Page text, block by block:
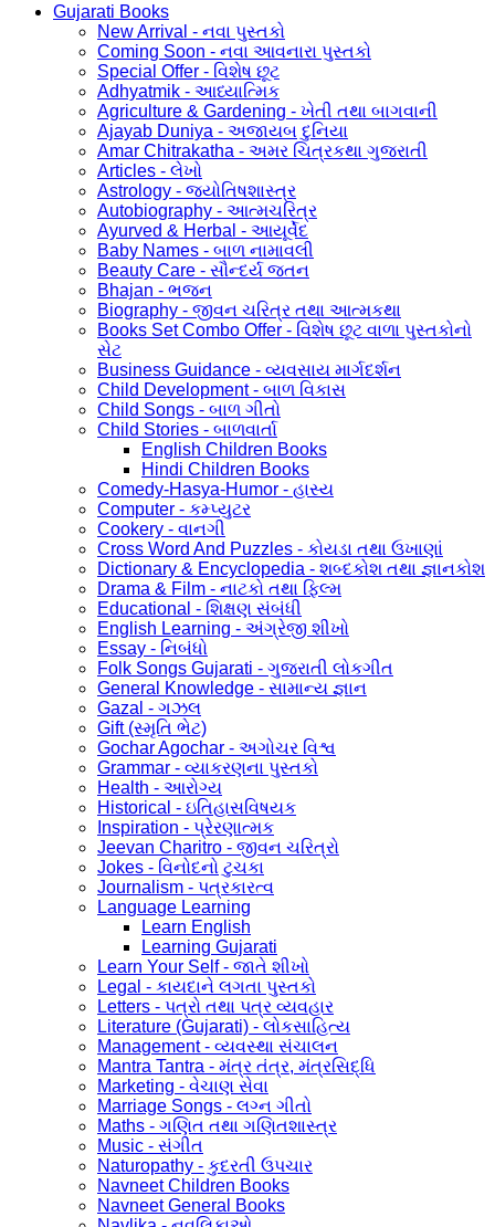
Gujarati Books
New Arrival - નવા પુસ્તકો
Coming Soon - નવા આવનારા પુસ્તકો
Special Offer - વિશેષ છૂટ
Adhyatmik - આધ્યાત્મિક
Agriculture & Gardening - ખેતી તથા બાગવાની
Ajayab Duniya - અજાયબ દુનિયા
Amar Chitrakatha - અમર ચિત્રકથા ગુજરાતી
Articles - લેખો
Astrology - જ્યોતિષશાસ્ત્ર
Autobiography - આત્મચરિત્ર
Ayurved & Herbal - આયૂર્વેદ
Baby Names - બાળ નામાવલી
Beauty Care - સૌન્દર્ય જતન
Bhajan - ભજન
Biography - જીવન ચરિત્ર તથા આત્મકથા
Books Set Combo Offer - વિશેષ છૂટ વાળા પુસ્તકોનો
સેટ
Business Guidance - વ્યવસાય માર્ગદર્શન
Child Development - બાળ વિકાસ
Child Songs - બાળ ગીતો
Child Stories - બાળવાર્તા
English Children Books
Hindi Children Books
Comedy-Hasya-Humor - હાસ્ય
Computer - કમ્પ્યુટર
Cookery - વાનગી
Cross Word And Puzzles - કોયડા તથા ઉખાણાં
Dictionary & Encyclopedia - શબ્દકોશ તથા જ્ઞાનકોશ
Drama & Film - નાટકો તથા ફિલ્મ
Educational - શિક્ષણ સંબંધી
English Learning - અંગ્રેજી શીખો
Essay - નિબંધો
Folk Songs Gujarati - ગુજરાતી લોકગીત
General Knowledge - સામાન્ય જ્ઞાન
Gazal - ગઝલ
Gift (સ્મૃતિ ભેટ)
Gochar Agochar - અગોચર વિશ્વ
Grammar - વ્યાકરણના પુસ્તકો
Health - આરોગ્ય
Historical - ઇતિહાસવિષયક
Inspiration - પ્રેરણાત્મક
Jeevan Charitro - જીવન ચરિત્રો
Jokes - વિનોદનો ટુચકા
Journalism - પત્રકારત્વ
Language Learning
Learn English
Learning Gujarati
Learn Your Self - જાતે શીખો
Legal - કાયદાને લગતા પુસ્તકો
Letters - પત્રો તથા પત્ર વ્યવહાર
Literature (Gujarati) - લોકસાહિત્ય
Management - વ્યવસ્થા સંચાલન
Mantra Tantra - મંત્ર તંત્ર, મંત્રસિદ્ધિ
Marketing - વેચાણ સેવા
Marriage Songs - લગ્ન ગીતો
Maths - ગણિત તથા ગણિતશાસ્ત્ર
Music - સંગીત
Naturopathy - કુદરતી ઉપચાર
Navneet Children Books
Navneet General Books